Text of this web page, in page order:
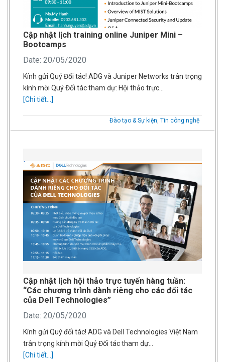
Cập nhật lịch training online Juniper Mini –
Bootcamps
Date: 20/05/2020
Kính gửi Quý Đối tác! ADG và Juniper Networks trân trọng
kính mời Quý Đối tác tham dự: Hội thảo trực…
[Chi tiết...]
Đào tạo & Sự kiện, Tin công nghệ
Cập nhật lịch hội thảo trực tuyến hàng tuần:
“Các chương trình dành riêng cho các đối tác
của Dell Technologies”
Date: 20/05/2020
Kính gửi Quý đối tác! ADG và Dell Technologies Việt Nam
trân trọng kính mời Quý Đối tác tham dự…
[Chi tiết...]